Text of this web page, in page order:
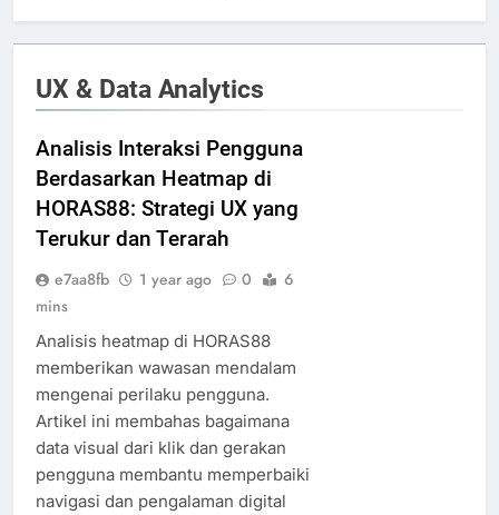
UX & Data Analytics
Analisis Interaksi Pengguna
Berdasarkan Heatmap di
HORAS88: Strategi UX yang
Terukur dan Terarah
e7aa8fb 1 year ago 0
6
mins
Analisis heatmap di HORAS88
memberikan wawasan mendalam
mengenai perilaku pengguna.
Artikel ini membahas bagaimana
data visual dari klik dan gerakan
pengguna membantu memperbaiki
navigasi dan pengalaman digital